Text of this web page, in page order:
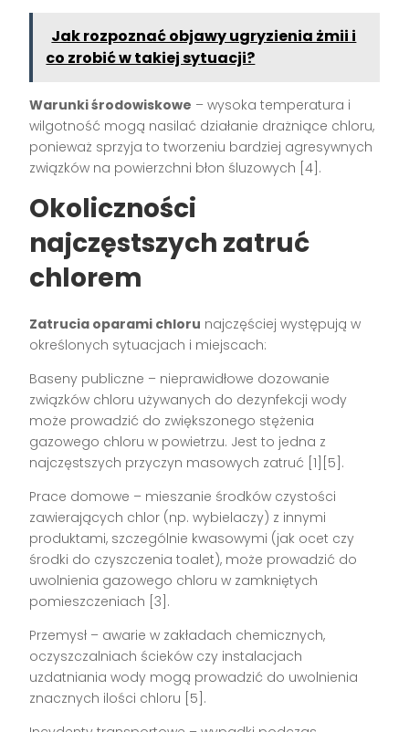
Jak rozpoznać objawy ugryzienia żmii i
co zrobić w takiej sytuacji?
Warunki środowiskowe – wysoka temperatura i
wilgotność mogą nasilać działanie drażniące chloru,
ponieważ sprzyja to tworzeniu bardziej agresywnych
związków na powierzchni błon śluzowych [4].
Okoliczności
najczęstszych zatruć
chlorem
Zatrucia oparami chloru najczęściej występują w
określonych sytuacjach i miejscach:
Baseny publiczne – nieprawidłowe dozowanie
związków chloru używanych do dezynfekcji wody
może prowadzić do zwiększonego stężenia
gazowego chloru w powietrzu. Jest to jedna z
najczęstszych przyczyn masowych zatruć [1][5].
Prace domowe – mieszanie środków czystości
zawierających chlor (np. wybielaczy) z innymi
produktami, szczególnie kwasowymi (jak ocet czy
środki do czyszczenia toalet), może prowadzić do
uwolnienia gazowego chloru w zamkniętych
pomieszczeniach [3].
Przemysł – awarie w zakładach chemicznych,
oczyszczalniach ścieków czy instalacjach
uzdatniania wody mogą prowadzić do uwolnienia
znacznych ilości chloru [5].